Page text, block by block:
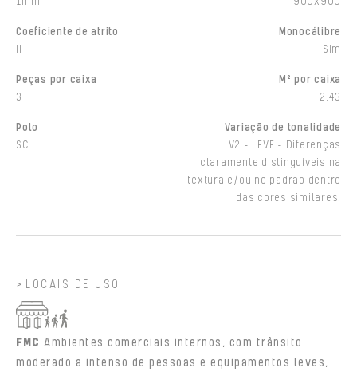
Coeficiente de atrito
Monocálibre
Sim
Peças por caixa
3
M² por caixa
2,43
Polo
SC
Variação de tonalidade
V2 - LEVE - Diferenças
claramente distinguíveis na
textura e/ou no padrão dentro
das cores similares.
LOCAIS DE USO
FMC Ambientes comerciais internos, com trânsito
moderado a intenso de pessoas e equipamentos leves,